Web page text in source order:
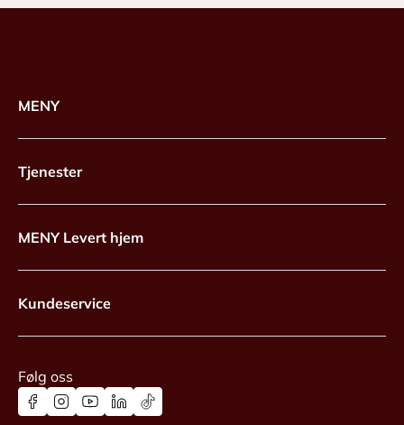
MENY
Tjenester
MENY Levert hjem
Kundeservice
Følg oss